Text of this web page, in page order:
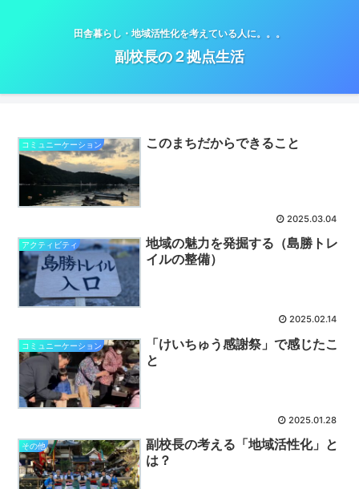
田舎暮らし・地域活性化を考えている人に。。。
副校長の２拠点生活
コミュニーケーション このまちだからできること
2025.03.04
アクティビティ
地域の魅力を発掘する（島勝トレ
イルの整備）
2025.02.14
コミュニーケーション
「けいちゅう感謝祭」で感じたこ
と
2025.01.28
その他
副校長の考える「地域活性化」と
は？